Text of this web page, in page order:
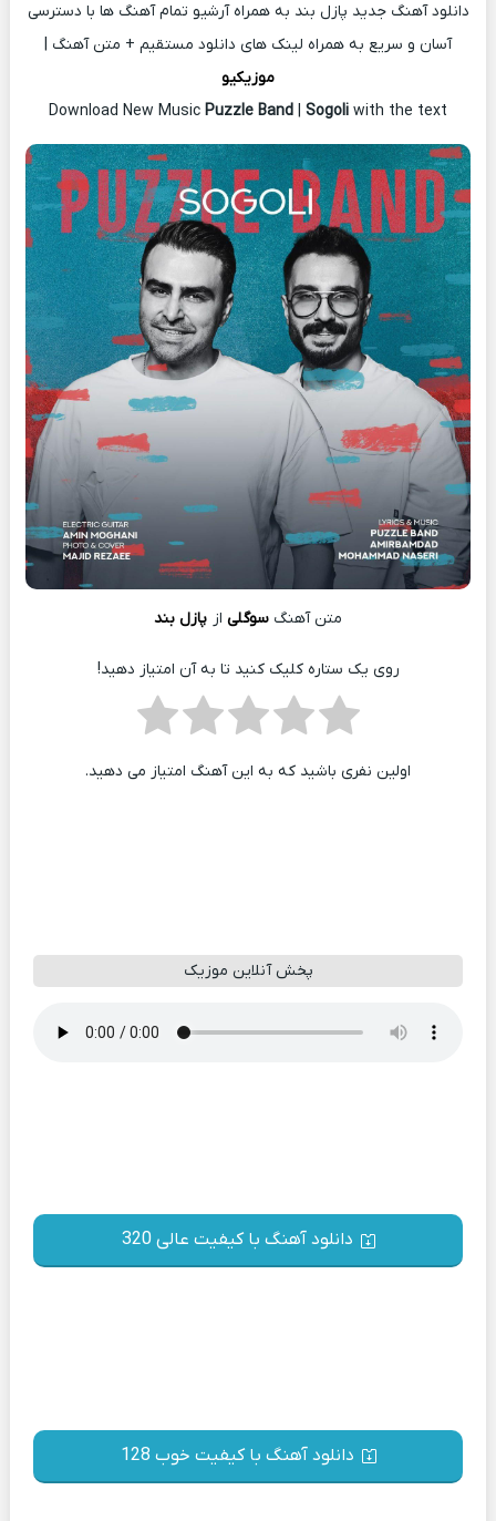
دانلود آهنگ جدید پازل بند به همراه آرشیو تمام آهنگ ها با دسترسی
آسان و سریع به همراه لینک های دانلود مستقیم + متن آهنگ |
موزیکیو
Download New Music Puzzle Band | Sogoli with the text
متن آهنگ سوگلی از پازل بند
روی یک ستاره کلیک کنید تا به آن امتیاز دهید!
اولین نفری باشید که به این آهنگ امتیاز می دهید.
پخش آنلاین موزیک
دانلود آهنگ با کیفیت عالی 320
دانلود آهنگ با کیفیت خوب 128